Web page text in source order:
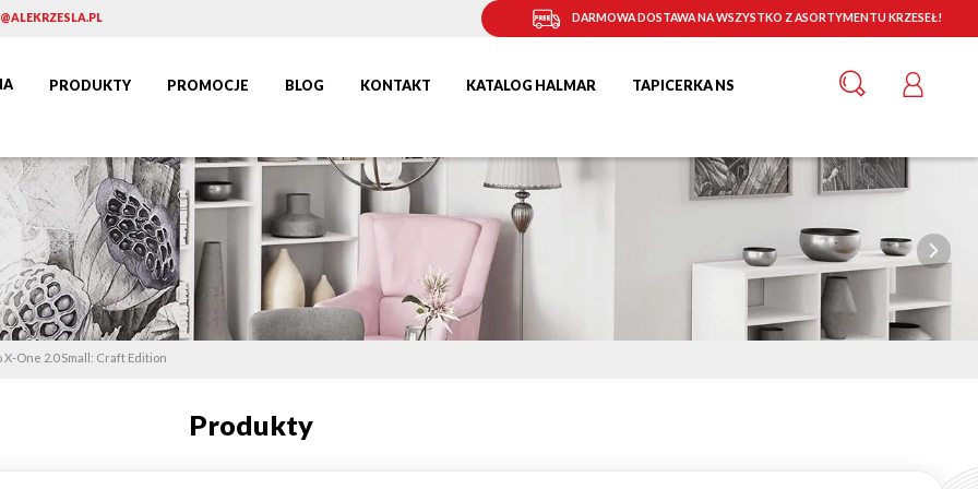
DARMOWA DOSTAWA NA WSZYSTKO Z ASORTYMENTU KRZESEŁ!
PRODUKTY PROMOCJE BLOG KONTAKT KATALOG HALMAR TAPICERKA NS
One 2.0 Small: Craft Edition
Produkty